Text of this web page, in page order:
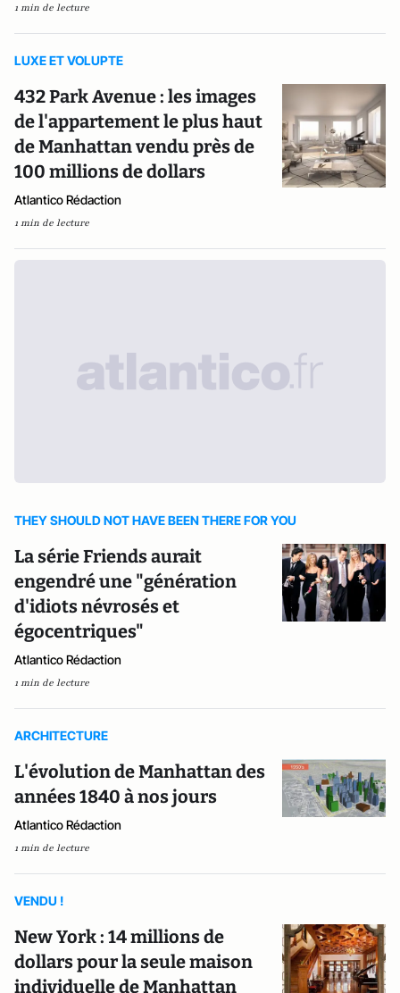
1 min de lecture
LUXE ET VOLUPTE
432 Park Avenue : les images
de l'appartement le plus haut
de Manhattan vendu près de
100 millions de dollars
Atlantico Rédaction
1 min de lecture
THEY SHOULD NOT HAVE BEEN THERE FOR YOU
La série Friends aurait
engendré une "génération
d'idiots névrosés et
égocentriques"
Atlantico Rédaction
1 min de lecture
ARCHITECTURE
L'évolution de Manhattan des
années 1840 à nos jours
Atlantico Rédaction
1 min de lecture
VENDU !
New York : 14 millions de
dollars pour la seule maison
individuelle de Manhattan